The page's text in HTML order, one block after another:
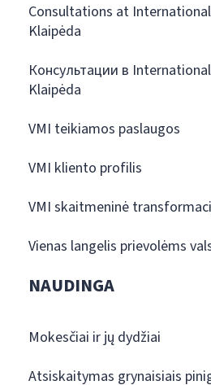
Consultations at
Klaipėda
Консультации в
Klaipėda
VMI teikiamos paslaugos
VMI kliento profilis
VMI skaitmeninė
Vienas langelis prievolėms
NAUDINGA
Mokesčiai ir jų dydžiai
Atsiskaitymas grynaisiais